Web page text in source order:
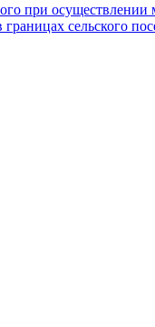
при осуществлении
сельского